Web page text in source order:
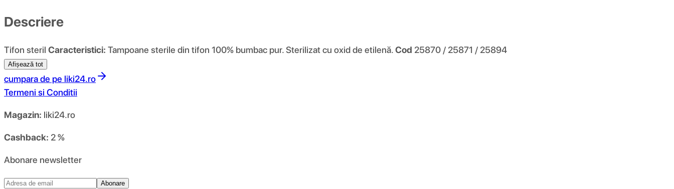
Descriere
Tifon steril Caracteristici: Tampoane sterile din tifon 100% bumbac pur. Sterilizat cu oxid de etilenă.Cod 25870 / 25871 / 25894
Afișează tot
cumpara de pe liki24.ro
Termeni si Conditii
Magazin: liki24.ro
Cashback: 2 %
Abonare newsletter
Abonare